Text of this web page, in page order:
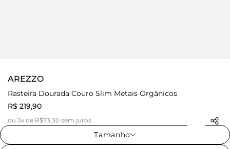
AREZZO
Rasteira Dourada Couro Slim Metais Orgânicos
R$ 219,90
ou 3x de R$73,30 sem juros
Tamanho